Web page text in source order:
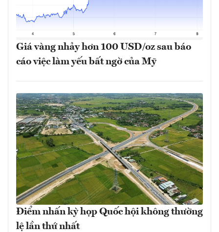
Giá vàng nhảy hơn 100 USD/oz sau báo
cáo việc làm yếu bất ngờ của Mỹ
Điểm nhấn kỳ họp Quốc hội không thường
lệ lần thứ nhất